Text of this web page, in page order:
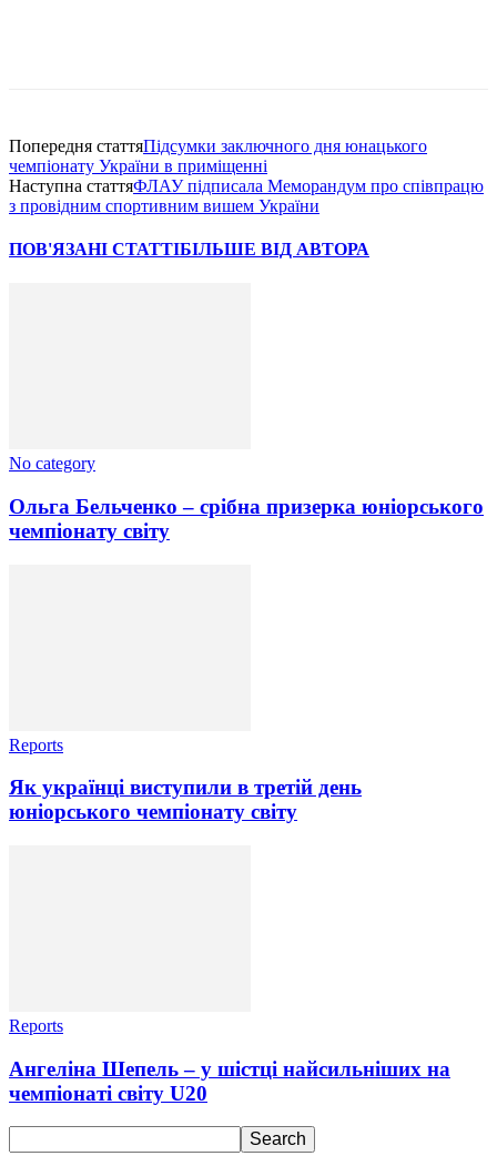
Попередня статтяПідсумки заключного дня юнацького
чемпіонату України в приміщенні
Наступна статтяФЛАУ підписала Меморандум про співпрацю
з провідним спортивним вишем України
ПОВ'ЯЗАНІ СТАТТІБІЛЬШЕ ВІД АВТОРА
No category
Ольга Бельченко – срібна призерка юніорського
чемпіонату світу
Reports
Як українці виступили в третій день
юніорського чемпіонату світу
Reports
Ангеліна Шепель – у шістці найсильніших на
чемпіонаті світу U20